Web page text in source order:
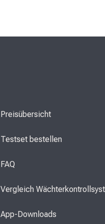
Preisübersicht
Testset bestellen
FAQ
Vergleich
App-Downloads